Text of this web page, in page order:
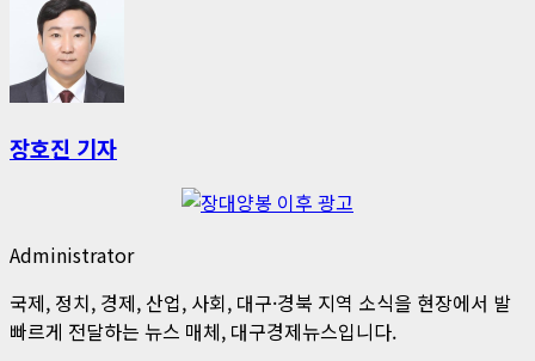
장호진 기자
Administrator
국제, 정치, 경제, 산업, 사회, 대구·경북 지역 소식을 현장에서 발
빠르게 전달하는 뉴스 매체, 대구경제뉴스입니다.